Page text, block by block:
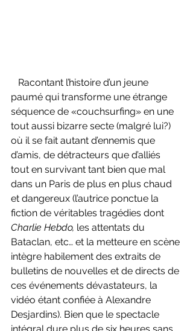
Racontant l’histoire d’un jeune
paumé qui transforme une étrange
séquence de «couchsurfing» en une
tout aussi bizarre secte (malgré lui?)
où il se fait autant d’ennemis que
d’amis, de détracteurs que d’alliés
tout en survivant tant bien que mal
dans un Paris de plus en plus chaud
et dangereux (l’autrice ponctue la
fiction de véritables tragédies dont
Charlie Hebdo, les attentats du
Bataclan, etc… et la metteure en scène
intègre habilement des extraits de
bulletins de nouvelles et de directs de
ces événements dévastateurs, la
vidéo étant confiée à Alexandre
Desjardins). Bien que le spectacle